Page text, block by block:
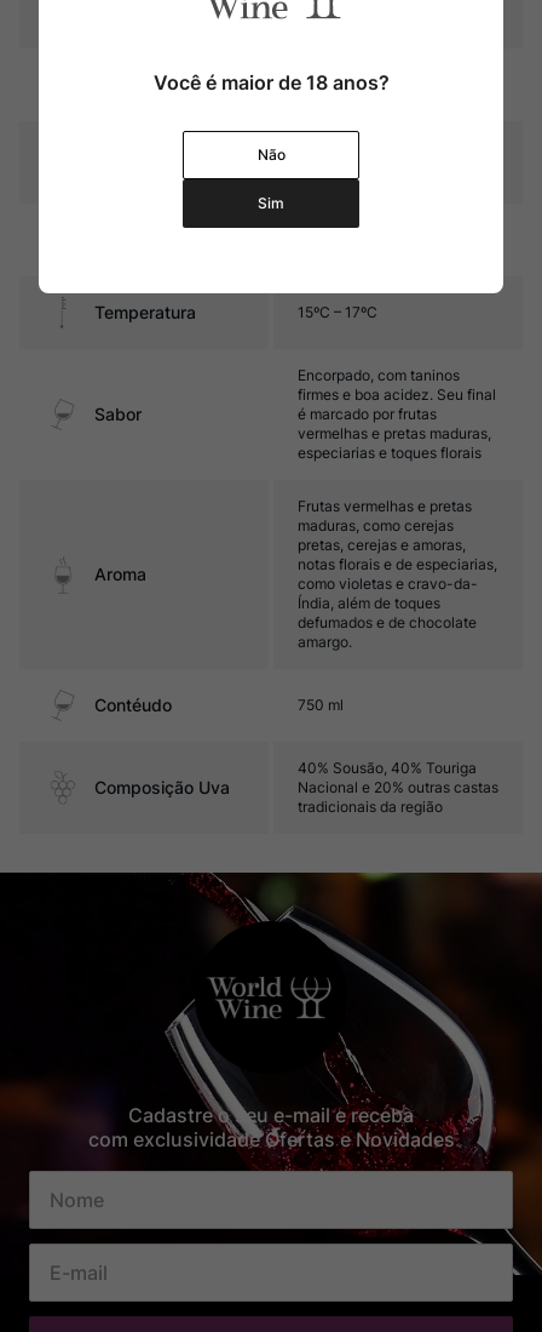
Portugal
Rubi intenso com reflexos
violáceos
18 meses (70% carvalho
Temperatura 15ºC – 17ºC
Sabor
Encorpado, com taninos
firmes e boa acidez. Seu final
é marcado por frutas
vermelhas e pretas maduras,
especiarias e toques florais
Aroma
Frutas vermelhas e pretas
maduras, como cerejas
pretas, cerejas e amoras,
notas florais e de especiarias,
como violetas e cravo-da-
Índia, além de toques
defumados e de chocolate
amargo.
Contéudo 750 ml
Composição Uva
40% Sousão, 40% Touriga
Nacional e 20% outras castas
tradicionais da região
Cadastre o seu e-mail e receba
com exclusividade Ofertas e Novidades
Você é maior de 18 anos?
Não
Sim